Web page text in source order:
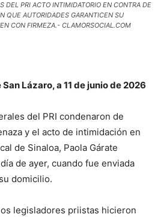
DEL PRI ACTO INTIMIDATORIO EN CONTRA DE
QUE AUTORIDADES GARANTICEN SU
CON FIRMEZA.- CLAMORSOCIAL.COM
Lázaro, a 11 de junio de 2026
del PRI condenaron de
y el acto de intimidación en
de Sinaloa, Paola Gárate
de ayer, cuando fue enviada
domicilio.
legisladores priistas hicieron